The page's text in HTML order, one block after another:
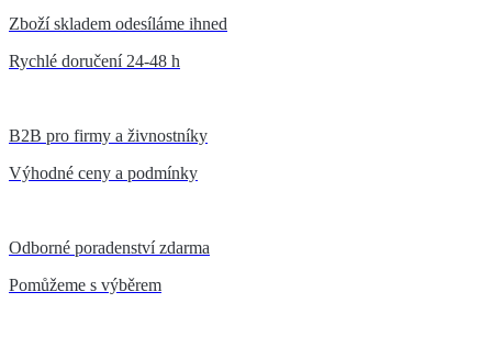
Zboží skladem odesíláme ihned
Rychlé doručení 24-48 h
B2B pro firmy a živnostníky
Výhodné ceny a podmínky
Odborné poradenství zdarma
Pomůžeme s výběrem